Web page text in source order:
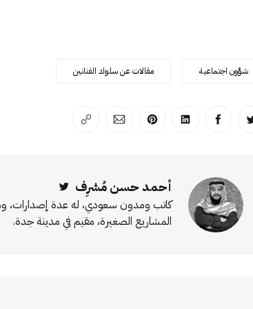
شؤون اجتماعية مقالات عن سلوك الفنانين
انشر على تويترانشر على الفيسبوك
انشر على لينكد إن
انشر على بينترست
انشر على الإيميل
انسخ الرابط
أحمد حسن مُشرِف
كاتب ومدون سعودي، له عدة إصدارات،
المشاريع الصغيرة، مقيم في مدينة جدة.